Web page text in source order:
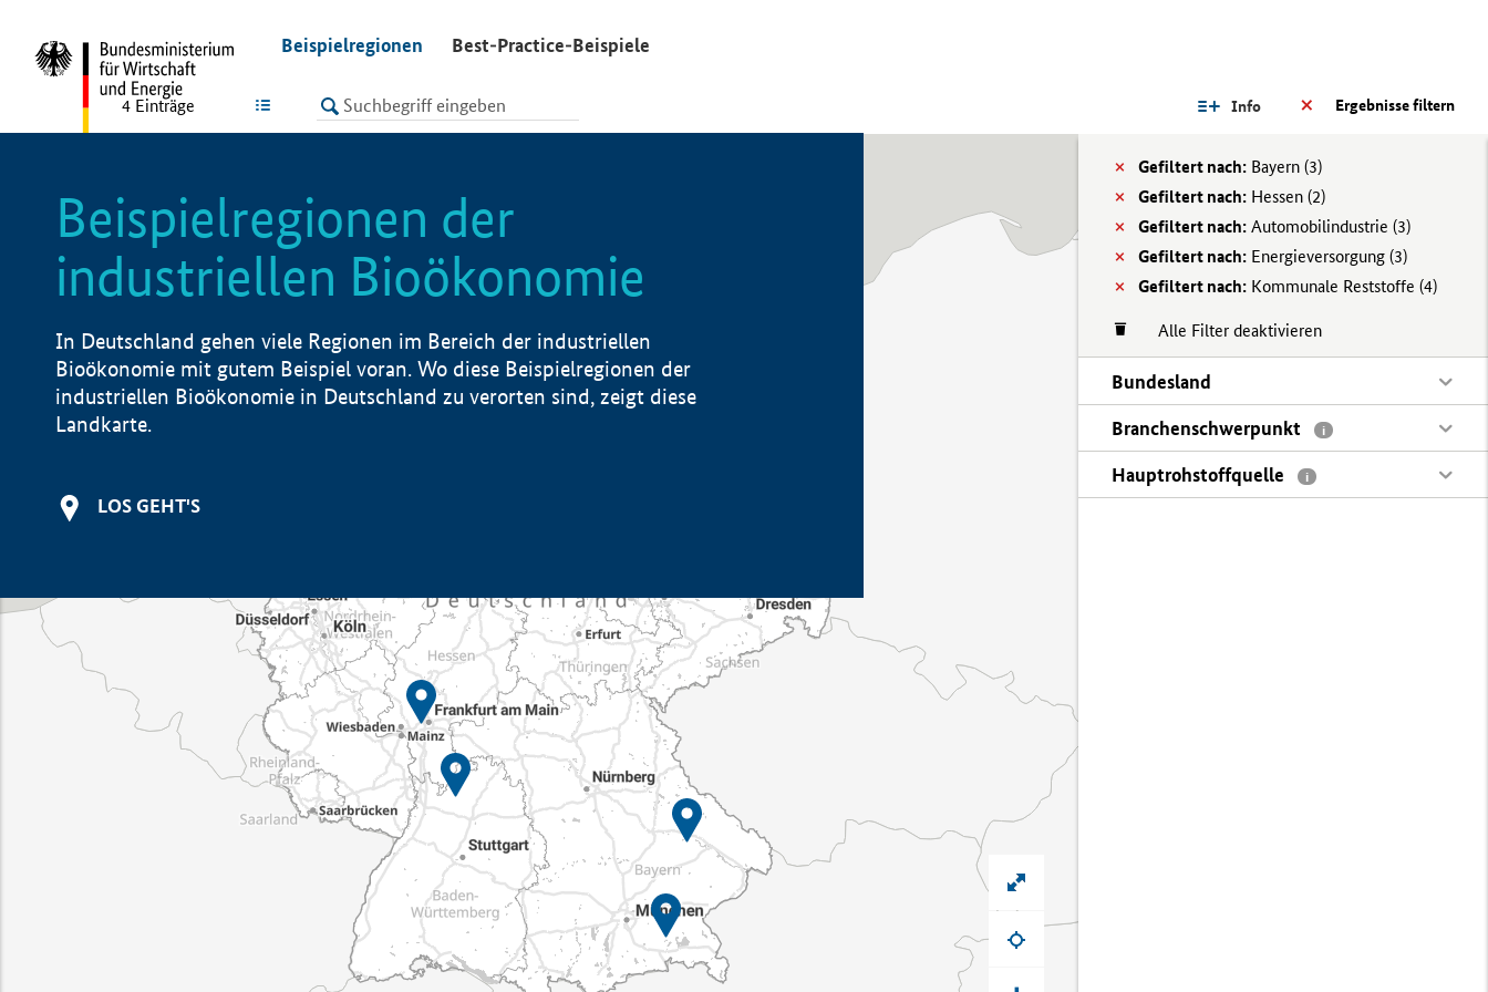
Beispielregionen Best-Practice-Beispiele
LISTE Ergebnisse filtern
Info
Gefiltert nach: Bayern (3)
Gefiltert nach: Hessen (2)
Gefiltert nach: Automobilindustrie (3)
Gefiltert nach: Energieversorgung (3)
Gefiltert nach: Kommunale Reststoffe (4)
Alle Filter deaktivieren
Bundesland
Branchenschwerpunkt
i
Hauptrohstoffquelle i
4 Einträge
Beispielregionen der
industriellen Bioökonomie
In Deutschland gehen viele Regionen im Bereich der industriellen
Bioökonomie mit gutem Beispiel voran. Wo diese Beispielregionen der
industriellen Bioökonomie in Deutschland zu verorten sind, zeigt diese
Landkarte.
LOS GEHT'S